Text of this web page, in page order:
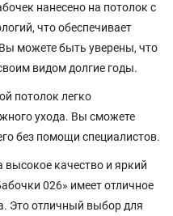
нанесено на потолок с
что обеспечивает
можете быть уверены, что
видом долгие годы.
потолок легко
ухода. Вы сможете
без помощи специалистов.
высокое качество и яркий
026» имеет отличное
Это отличный выбор для